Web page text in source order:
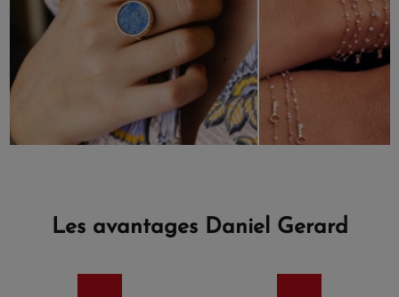
Les avantages Daniel Gerard